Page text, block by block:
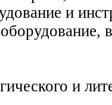
и
и